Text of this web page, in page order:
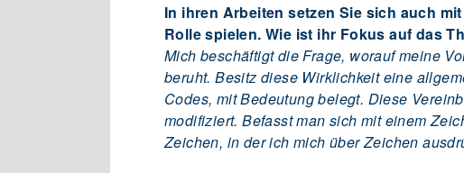
In ihren Arbeiten setzen Sie sich auch
Rolle spielen. Wie ist ihr Fokus auf das
Mich beschäftigt die Frage, worauf meine
beruht. Besitz diese Wirklichkeit eine
Codes, mit Bedeutung belegt. Diese
modifiziert. Befasst man sich mit einem
Zeichen, in der ich mich über Zeichen